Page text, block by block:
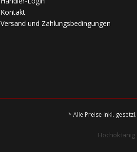
Kontakt
Versand und Zahlungsbedingungen
* Alle Preise inkl.